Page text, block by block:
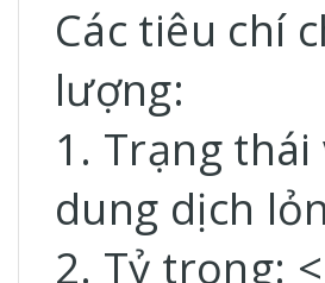
Các tiêu chí
lượng:
1. Trạng thái
dung dịch
2. Tỷ trọng: